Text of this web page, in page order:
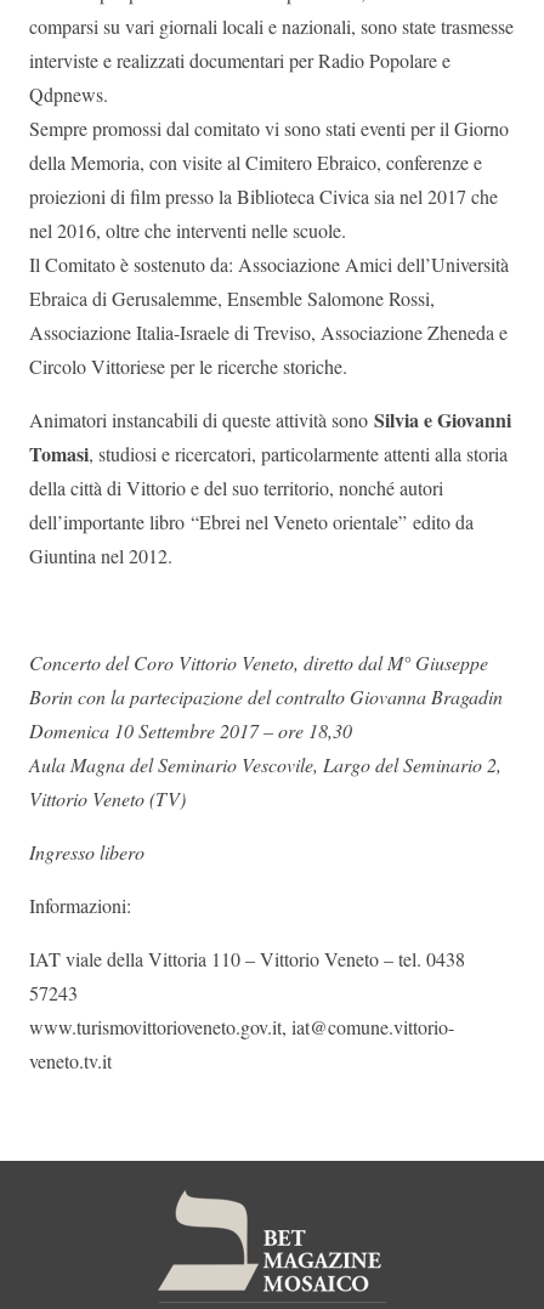
comparsi su vari giornali locali e nazionali, sono state trasmesse
interviste e realizzati documentari per Radio Popolare e
Qdpnews.
Sempre promossi dal comitato vi sono stati eventi per il Giorno
della Memoria, con visite al Cimitero Ebraico, conferenze e
proiezioni di film presso la Biblioteca Civica sia nel 2017 che
nel 2016, oltre che interventi nelle scuole.
Il Comitato è sostenuto da: Associazione Amici dell’Università
Ebraica di Gerusalemme, Ensemble Salomone Rossi,
Associazione Italia-Israele di Treviso, Associazione Zheneda e
Circolo Vittoriese per le ricerche storiche.
Animatori instancabili di queste attività sono Silvia e Giovanni
Tomasi, studiosi e ricercatori, particolarmente attenti alla storia
della città di Vittorio e del suo territorio, nonché autori
dell’importante libro “Ebrei nel Veneto orientale” edito da
Giuntina nel 2012.
Concerto del Coro Vittorio Veneto, diretto dal M° Giuseppe
Borin con la partecipazione del contralto Giovanna Bragadin
Domenica 10 Settembre 2017 – ore 18,30
Aula Magna del Seminario Vescovile, Largo del Seminario 2,
Vittorio Veneto (TV)
Ingresso libero
Informazioni:
IAT viale della Vittoria 110 – Vittorio Veneto – tel. 0438
57243
www.turismovittorioveneto.gov.it, iat@comune.vittorio-
veneto.tv.it